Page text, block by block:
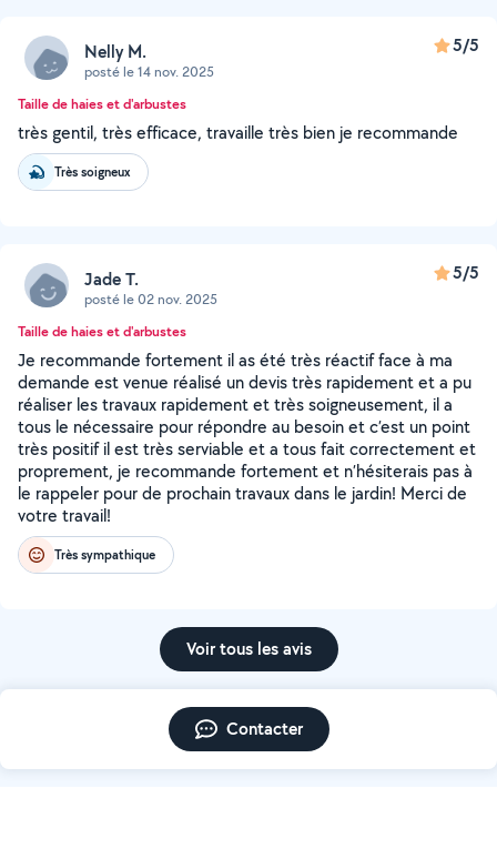
Nelly M.
posté le 14 nov. 2025
5/5
Taille de haies et d'arbustes
très gentil, très efficace, travaille très bien je recommande
Très soigneux
Jade T.
posté le 02 nov. 2025
5/5
Taille de haies et d'arbustes
Je recommande fortement il as été très réactif face à ma
demande est venue réalisé un devis très rapidement et a pu
réaliser les travaux rapidement et très soigneusement, il a
tous le nécessaire pour répondre au besoin et c’est un point
très positif il est très serviable et a tous fait correctement et
proprement, je recommande fortement et n’hésiterais pas à
le rappeler pour de prochain travaux dans le jardin! Merci de
votre travail!
Très sympathique
Voir tous les avis
Contacter